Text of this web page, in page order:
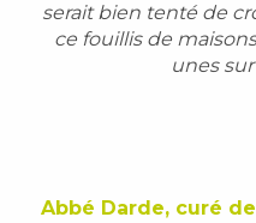
serait bien tenté de
ce fouillis de
unes
Abbé Darde, curé